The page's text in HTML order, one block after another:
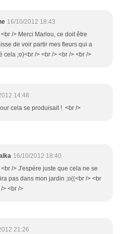
16/10/2012 18:43
/> Merci Marlou, ce doit être
de voir partir mes fleurs qui a
cela ;o)<br /> <br /> <br /> <br />
14:48
cela se produisait ! <br />
16/10/2012 18:40
<br /> J'espère juste que cela ne se
pas dans mon jardin ;o((<br /> <br
> <br />
21:26